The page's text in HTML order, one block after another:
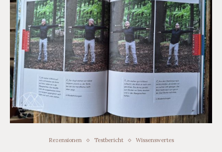
Rezensionen Testbericht Wissenswertes